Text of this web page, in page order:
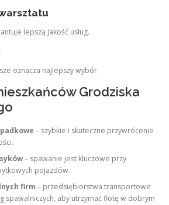
lepszą jakość usług.
oznacza najlepszy wybór.
Grodziska
– szybkie i skuteczne przywrócenie
– spawanie jest kluczowe przy
pojazdów.
firm – przedsiębiorstwa transportowe
spawalniczych, aby utrzymać flotę w dobrym